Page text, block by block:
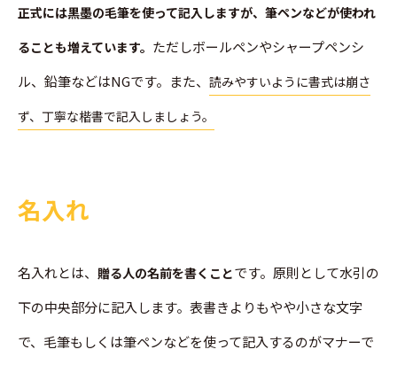
正式には黒墨の毛筆を使って記入しますが、筆ペンなどが使われ
ることも増えています。 ただしボールペンやシャープペンシ
ル、鉛筆などはNGです。また、 読みやすいように書式は崩さ
ず、丁寧な楷書で記入しましょう。
名入れ
名入れとは、 贈る人の名前を書くことです。原則として水引の
下の中央部分に記入します。表書きよりもやや小さな文字
で、毛筆もしくは筆ペンなどを使って記入するのがマナーで